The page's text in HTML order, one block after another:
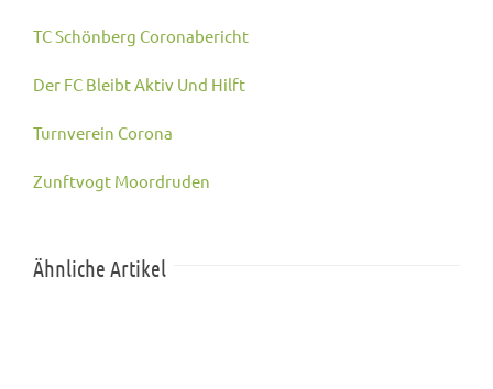
TC Schönberg Coronabericht
Der FC Bleibt Aktiv Und Hilft
Turnverein Corona
Zunftvogt Moordruden
Ähnliche Artikel